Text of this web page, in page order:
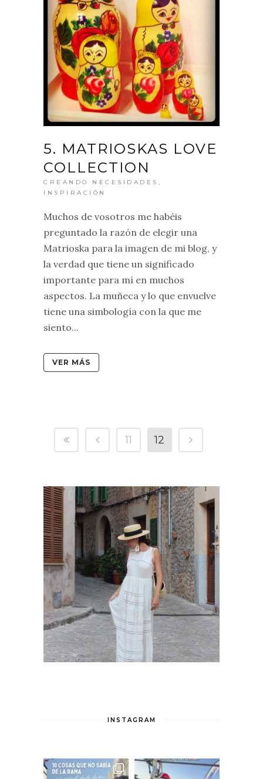
5. MATRIOSKAS LOVE
COLLECTION
CREANDO NECESIDADES ,
INSPIRACIÓN
Muchos de vosotros me habéis
preguntado la razón de elegir una
Matrioska para la imagen de mi blog, y
la verdad que tiene un significado
importante para mí en muchos
aspectos. La muñeca y lo que envuelve
tiene una simbología con la que me
siento...
VER MÁS
11 12
INSTAGRAM